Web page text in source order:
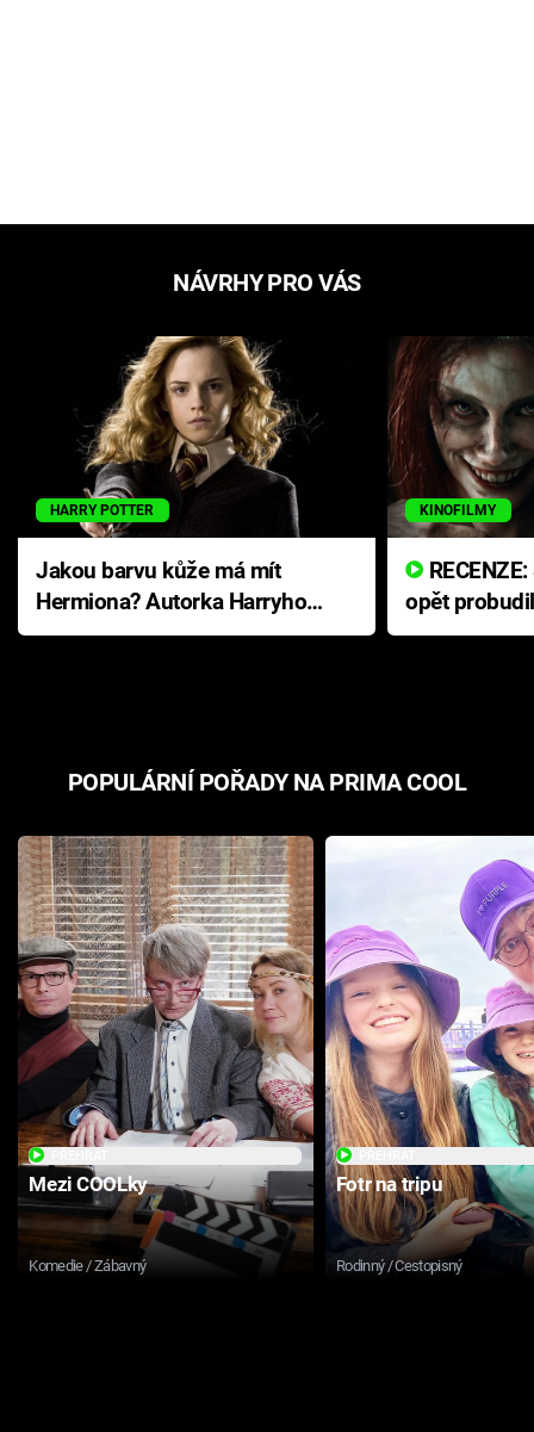
NÁVRHY PRO VÁS
HARRY POTTER
Jakou barvu kůže má mít
Hermiona? Autorka Harryho
Pottera přišla s ráznou
KINOFILMY
opět
přichází s
POPULÁRNÍ POŘADY NA PRIMA COOL
Mezi COOLky
Komedie / Zábavný
Fotr na tripu
Rodinný / Cestopisný